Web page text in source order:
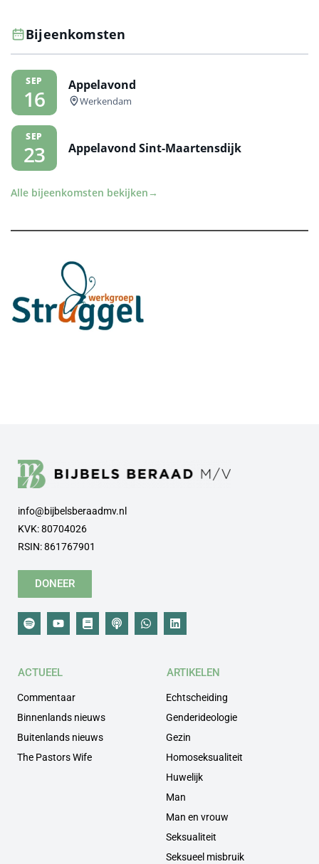
Bijeenkomsten
SEP
16
Appelavond
Werkendam
SEP
23 Appelavond Sint-Maartensdijk
Alle bijeenkomsten bekijken →
info@bijbelsberaadmv.nl
KVK: 80704026
RSIN: 861767901
DONEER
ACTUEEL
Commentaar
Binnenlands nieuws
Buitenlands nieuws
The Pastors Wife
ARTIKELEN
Echtscheiding
Genderideologie
Gezin
Homoseksualiteit
Huwelijk
Man
Man en vrouw
Seksualiteit
Seksueel misbruik